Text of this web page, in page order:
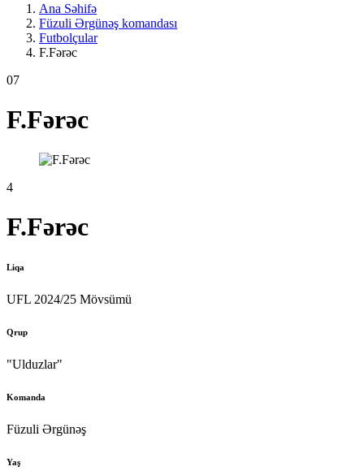
Ana Səhifə
Füzuli Ərgünəş komandası
Futbolçular
F.Fərəc
07
F.Fərəc
4
F.Fərəc
Liqa
UFL 2024/25 Mövsümü
Qrup
"Ulduzlar"
Komanda
Füzuli Ərgünəş
Yaş